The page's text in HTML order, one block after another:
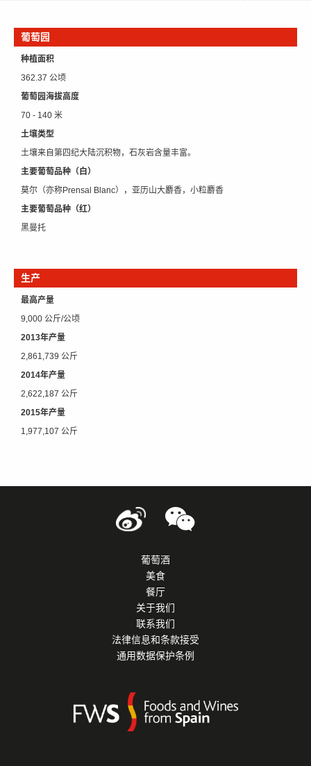
葡萄园
种植面积
362.37 公顷
葡萄园海拔高度
70 - 140 米
土壤类型
土壤来自第四纪大陆沉积物，石灰岩含量丰富。
主要葡萄品种（白）
莫尔（亦称Prensal Blanc），亚历山大麝香，小粒麝香
主要葡萄品种（红）
黑曼托
生产
最高产量
9,000 公斤/公顷
2013年产量
2,861,739 公斤
2014年产量
2,622,187 公斤
2015年产量
1,977,107 公斤
葡萄酒
美食
餐厅
关于我们
联系我们
法律信息和条款接受
通用数据保护条例